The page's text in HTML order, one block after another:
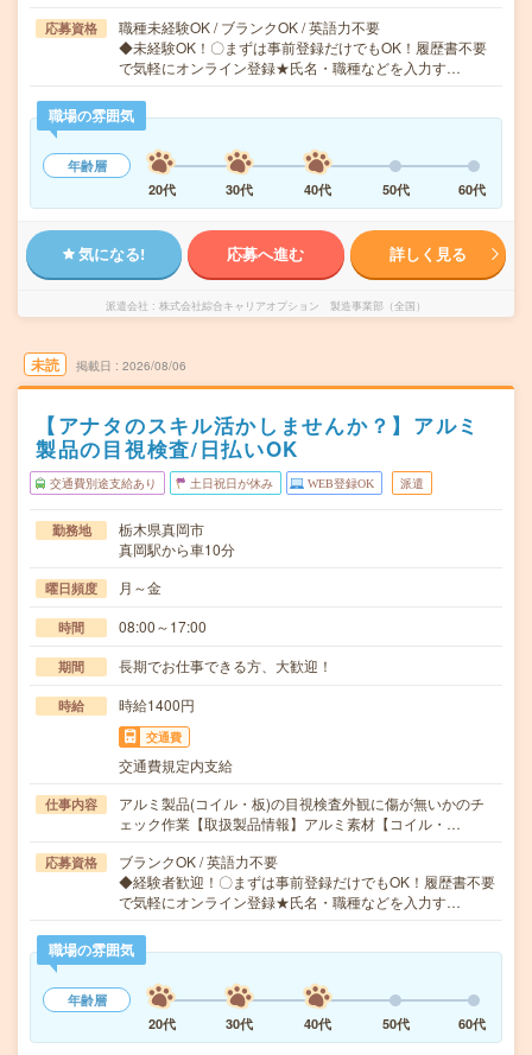
応募資格
職種未経験OK / ブランクOK / 英語力不要
◆未経験OK！〇まずは事前登録だけでもOK！履歴書不要
で気軽にオンライン登録★氏名・職種などを入力す…
職場の雰囲気
年齢層
20代
30代 40代 50代 60代
気になる! 応募へ進む 詳しく見る
派遣会社 株式会社綜合キャリアオプション 製造事業部（全国）
未読 掲載日 2026/08/06
【アナタのスキル活かしませんか？】アルミ
製品の目視検査/日払いOK
交通費別途支給あり 土日祝日が休み WEB登録OK 派遣
勤務地
栃木県真岡市
真岡駅から車10分
曜日頻度 月～金
時間 08:00～17:00
期間 長期でお仕事できる方、大歓迎！
時給 時給1400円
交通費
交通費規定内支給
仕事内容
アルミ製品(コイル・板)の目視検査外観に傷が無いかのチ
ェック作業【取扱製品情報】アルミ素材【コイル・…
応募資格
ブランクOK / 英語力不要
◆経験者歓迎！〇まずは事前登録だけでもOK！履歴書不要
で気軽にオンライン登録★氏名・職種などを入力す…
職場の雰囲気
年齢層
20代
30代 40代 50代 60代